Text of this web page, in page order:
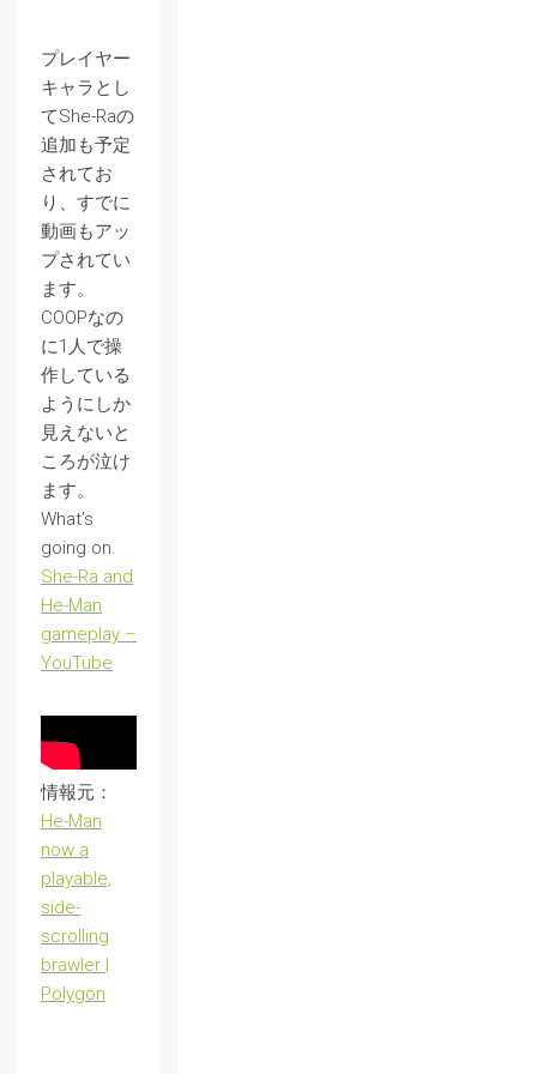
プレイヤー
キャラとし
てShe-Raの
追加も予定
されてお
り、すでに
動画もアッ
プされてい
ます。
COOPなの
に1人で操
作している
ようにしか
見えないと
ころが泣け
ます。
What’s
going on.
She-Ra and
He-Man
gameplay –
YouTube
情報元：
He-Man
now a
playable,
side-
scrolling
brawler |
Polygon